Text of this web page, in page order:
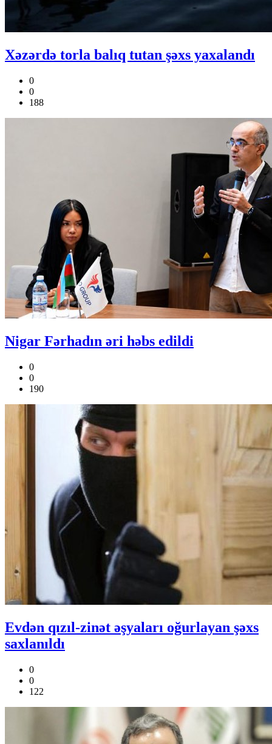
Xəzərdə torla balıq tutan şəxs yaxalandı
0
0
188
Nigar Fərhadın əri həbs edildi
0
0
190
Evdən qızıl-zinət əşyaları oğurlayan şəxs
saxlanıldı
0
0
122